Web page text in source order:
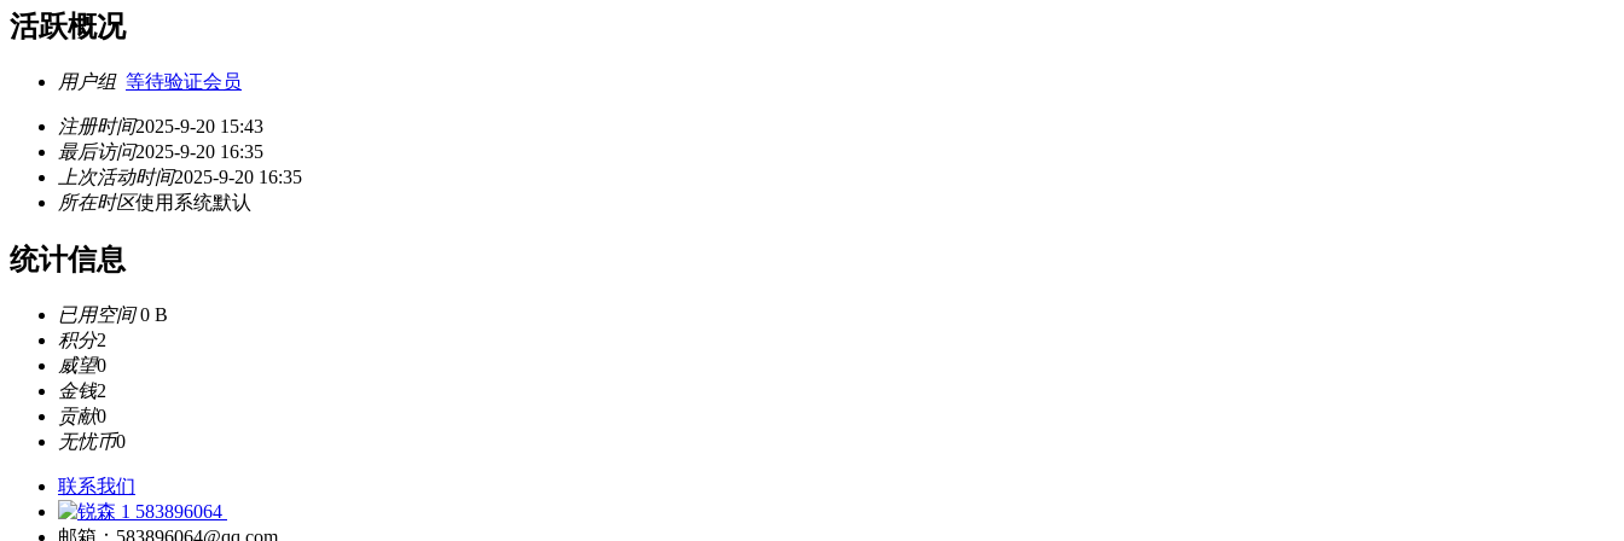
活跃概况
用户组 等待验证会员
注册时间2025-9-20 15:43
最后访问2025-9-20 16:35
上次活动时间2025-9-20 16:35
所在时区使用系统默认
统计信息
已用空间0 B
积分2
威望0
金钱2
贡献0
无忧币0
联系我们
583896064
邮箱：583896064@qq.com